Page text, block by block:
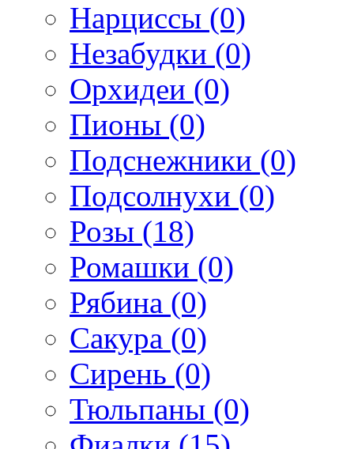
Нарциссы (0)
Незабудки (0)
Орхидеи (0)
Пионы (0)
Подснежники (0)
Подсолнухи (0)
Розы (18)
Ромашки (0)
Рябина (0)
Сакура (0)
Сирень (0)
Тюльпаны (0)